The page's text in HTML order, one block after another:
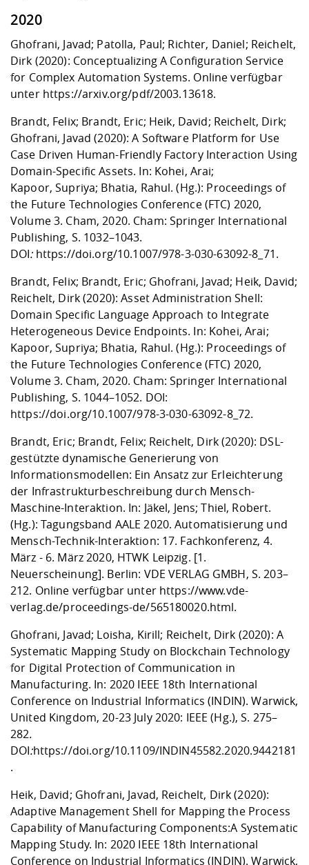
2020
Ghofrani, Javad; Patolla, Paul; Richter, Daniel; Reichelt,
Dirk (2020): Conceptualizing A Configuration Service
for Complex Automation Systems. Online verfügbar
unter https://arxiv.org/pdf/2003.13618.
Brandt, Felix; Brandt, Eric; Heik, David; Reichelt, Dirk;
Ghofrani, Javad (2020): A Software Platform for Use
Case Driven Human-Friendly Factory Interaction Using
Domain-Specific Assets. In: Kohei, Arai;
Kapoor, Supriya; Bhatia, Rahul. (Hg.): Proceedings of
the Future Technologies Conference (FTC) 2020,
Volume 3. Cham, 2020. Cham: Springer International
Publishing, S. 1032–1043.
DOI: https://doi.org/10.1007/978-3-030-63092-8_71.
Brandt, Felix; Brandt, Eric; Ghofrani, Javad; Heik, David;
Reichelt, Dirk (2020): Asset Administration Shell:
Domain Specific Language Approach to Integrate
Heterogeneous Device Endpoints. In: Kohei, Arai;
Kapoor, Supriya; Bhatia, Rahul. (Hg.): Proceedings of
the Future Technologies Conference (FTC) 2020,
Volume 3. Cham, 2020. Cham: Springer International
Publishing, S. 1044–1052. DOI:
https://doi.org/10.1007/978-3-030-63092-8_72.
Brandt, Eric; Brandt, Felix; Reichelt, Dirk (2020): DSL-
gestützte dynamische Generierung von
Informationsmodellen: Ein Ansatz zur Erleichterung
der Infrastrukturbeschreibung durch Mensch-
Maschine-Interaktion. In: Jäkel, Jens; Thiel, Robert.
(Hg.): Tagungsband AALE 2020. Automatisierung und
Mensch-Technik-Interaktion: 17. Fachkonferenz, 4.
März - 6. März 2020, HTWK Leipzig. [1.
Neuerscheinung]. Berlin: VDE VERLAG GMBH, S. 203–
212. Online verfügbar unter https://www.vde-
verlag.de/proceedings-de/565180020.html.
Ghofrani, Javad; Loisha, Kirill; Reichelt, Dirk (2020): A
Systematic Mapping Study on Blockchain Technology
for Digital Protection of Communication in
Manufacturing. In: 2020 IEEE 18th International
Conference on Industrial Informatics (INDIN). Warwick,
United Kingdom, 20-23 July 2020: IEEE (Hg.), S. 275–
282.
DOI:https://doi.org/10.1109/INDIN45582.2020.9442181
.
Heik, David; Ghofrani, Javad, Reichelt, Dirk (2020):
Adaptive Management Shell for Mapping the Process
Capability of Manufacturing Components:A Systematic
Mapping Study. In: 2020 IEEE 18th International
Conference on Industrial Informatics (INDIN). Warwick,